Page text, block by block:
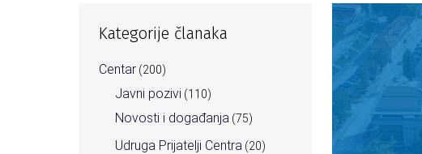
Kategorije članaka
Centar (200)
Javni pozivi (110)
Novosti i događanja (75)
Udruga Prijatelji Centra (20)